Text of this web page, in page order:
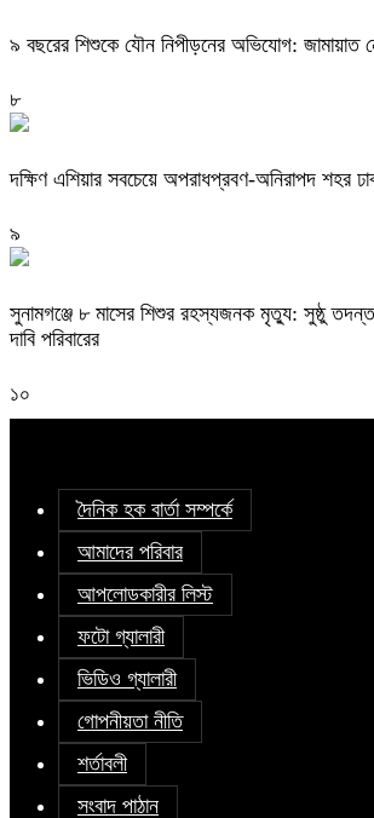
৯ বছরের শিশুকে যৌন নিপীড়নের অভিযোগ: জামায়াত
৮
দক্ষিণ এশিয়ার সবচেয়ে অপরাধপ্রবণ-অনিরাপদ শহর
৯
সুনামগঞ্জে ৮ মাসের শিশুর রহস্যজনক মৃত্যু: সুষ্ঠু তদন্ত
দাবি পরিবারের
১০
দৈনিক হক বার্তা সম্পর্কে
আমাদের পরিবার
আপলোডকারীর লিস্ট
ফটো গ্যালারী
ভিডিও গ্যালারী
গোপনীয়তা নীতি
শর্তাবলী
সংবাদ পাঠান